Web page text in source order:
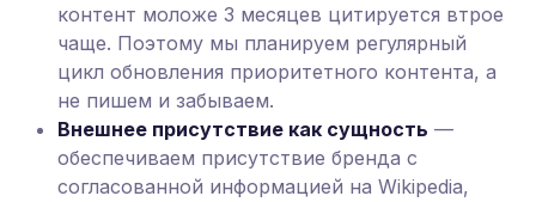
контент моложе 3 месяцев цитируется втрое
чаще. Поэтому мы планируем регулярный
цикл обновления приоритетного контента, а
не пишем и забываем.
Внешнее присутствие как сущность —
обеспечиваем присутствие бренда с
согласованной информацией на Wikipedia,